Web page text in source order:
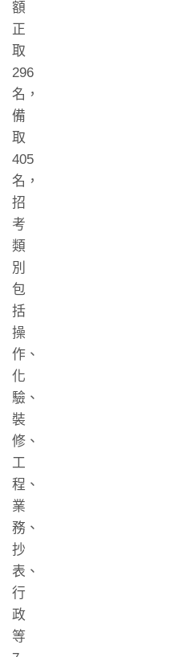
額
正
取
296
名，
備
取
405
名，
招
考
類
別
包
括
操
作、
化
驗、
裝
修、
工
程、
業
務、
抄
表、
行
政
等